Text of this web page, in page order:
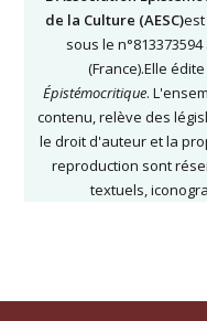
de la Culture (AESC)est
sous le
(France).Elle
Épistémocritique.
contenu, relève des
le droit d'auteur et la
reproduction sont
textuels,